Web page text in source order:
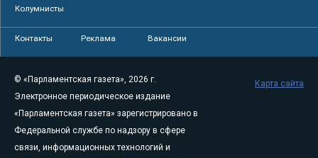
Колумнисты
Контакты Реклама Вакансии
© «Парламентская газета», 2026 г.
Электронное периодическое издание
«Парламентская газета» зарегистрировано в
Федеральной службе по надзору в сфере
связи, информационных технологий и
Карта сайта